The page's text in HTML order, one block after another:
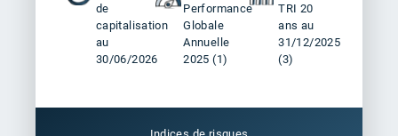
de
capitalisation
au
30/06/2026
Performance
Globale
Annuelle
2025 (1)
TRI 20
ans au
31/12/2025
(3)